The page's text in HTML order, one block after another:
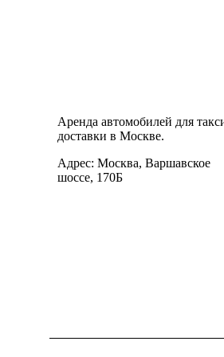
Аренда автомобилей для
доставки в Москве.
Адрес: Москва, Варшавское
шоссе, 170Б